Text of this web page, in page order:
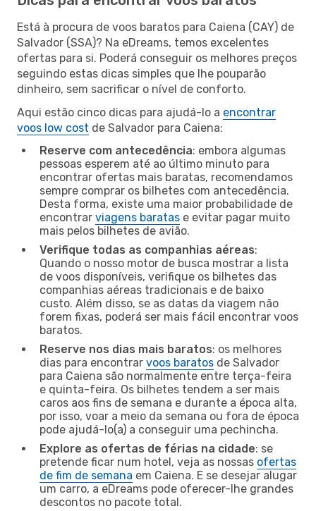
Está à procura de voos baratos para Caiena (CAY) de
Salvador (SSA)? Na eDreams, temos excelentes
ofertas para si. Poderá conseguir os melhores preços
seguindo estas dicas simples que lhe pouparão
dinheiro, sem sacrificar o nível de conforto.
Aqui estão cinco dicas para ajudá-lo a encontrar
voos low cost de Salvador para Caiena:
Reserve com antecedência: embora algumas
pessoas esperem até ao último minuto para
encontrar ofertas mais baratas, recomendamos
sempre comprar os bilhetes com antecedência.
Desta forma, existe uma maior probabilidade de
encontrar viagens baratas e evitar pagar muito
mais pelos bilhetes de avião.
Verifique todas as companhias aéreas:
Quando o nosso motor de busca mostrar a lista
de voos disponíveis, verifique os bilhetes das
companhias aéreas tradicionais e de baixo
custo. Além disso, se as datas da viagem não
forem fixas, poderá ser mais fácil encontrar voos
baratos.
Reserve nos dias mais baratos: os melhores
dias para encontrar voos baratos de Salvador
para Caiena são normalmente entre terça-feira
e quinta-feira. Os bilhetes tendem a ser mais
caros aos fins de semana e durante a época alta,
por isso, voar a meio da semana ou fora de época
pode ajudá-lo(a) a conseguir uma pechincha.
Explore as ofertas de férias na cidade: se
pretende ficar num hotel, veja as nossas ofertas
de fim de semana em Caiena. E se desejar alugar
um carro, a eDreams pode oferecer-lhe grandes
descontos no pacote total.